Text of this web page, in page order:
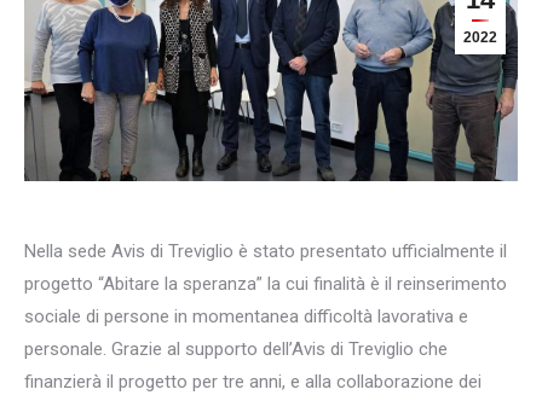
2022
Nella sede Avis di Treviglio è stato presentato ufficialmente il
progetto “Abitare la speranza” la cui finalità è il reinserimento
sociale di persone in momentanea difficoltà lavorativa e
personale. Grazie al supporto dell’Avis di Treviglio che
finanzierà il progetto per tre anni, e alla collaborazione dei